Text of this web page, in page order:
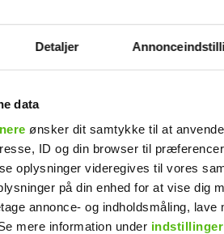
Detaljer
data
ønsker dit samtykke til at
ID og din browser til
oplysninger videregives til vores
på din enhed for at vise dig
annonce- og indholdsmåling, lave
mere information under indstillinger
Nu bryder Jackie Navarro
afsløring